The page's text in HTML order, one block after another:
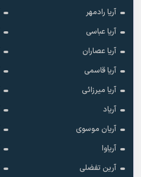
آریا رادمهر
آریا عباسی
آریا عصاران
آریا قاسمی
آریا میرزائی
آریاد
آریان موسوی
آریاوا
آرین تفضلی